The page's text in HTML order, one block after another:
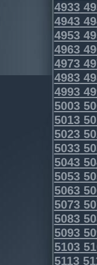
4933
4943
4953
4963
4973
4983
4993
5003
5013
5023
5033
5043
5053
5063
5073
5083
5093
5103
5113